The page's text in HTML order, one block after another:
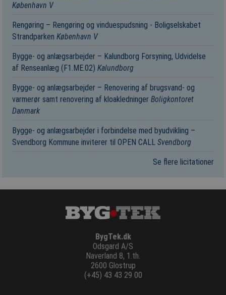
København V
Rengøring – Rengøring og vinduespudsning - Boligselskabet
StrandparkenKøbenhavn V
Bygge- og anlægsarbejder – Kalundborg Forsyning, Udvidelse
af Renseanlæg (F1.ME.02)Kalundborg
Bygge- og anlægsarbejder – Renovering af brugsvand- og
varmerør samt renovering af kloakledningerBoligkontoret
Danmark
Bygge- og anlægsarbejder i forbindelse med byudvikling –
Svendborg Kommune inviterer til OPEN CALLSvendborg
Se flere licitationer
BygTek.dk
Odsgard A/S
Naverland 8, 1.th.
2600 Glostrup
(+45) 43 43 29 00